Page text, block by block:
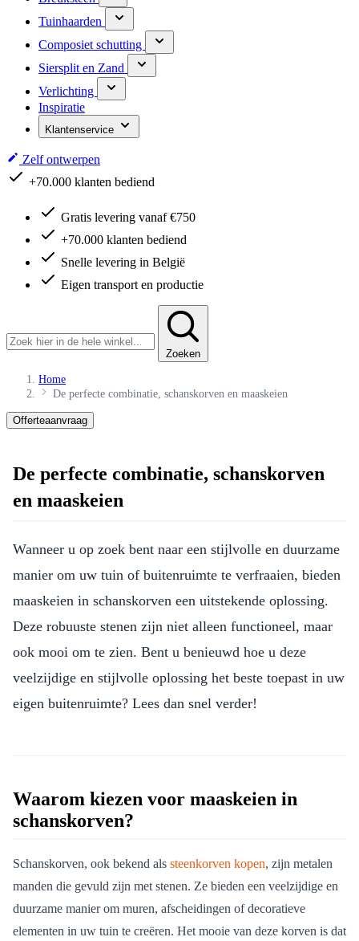
Tuinhaarden
Composiet schutting
Siersplit en Zand
Verlichting
Inspiratie
Klantenservice
Zelf ontwerpen
Snelle levering in België
Gratis levering vanaf €750
+70.000 klanten bediend
Snelle levering in België
Eigen transport en productie
Zoeken
Home
De perfecte combinatie, schanskorven en maaskeien
Offerteaanvraag
De perfecte combinatie, schanskorven
en maaskeien
Wanneer u op zoek bent naar een stijlvolle en duurzame
manier om uw tuin of buitenruimte te verfraaien, bieden
maaskeien in schanskorven een uitstekende oplossing.
Deze robuuste stenen zijn niet alleen functioneel, maar
ook mooi om te zien. Bent u benieuwd hoe u deze
veelzijdige en stijlvolle oplossing het beste toepast in uw
eigen buitenruimte? Lees dan snel verder!
Waarom kiezen voor maaskeien in
schanskorven?
Schanskorven, ook bekend als steenkorven kopen, zijn metalen
manden die gevuld zijn met stenen. Ze bieden een veelzijdige en
duurzame manier om muren, afscheidingen of decoratieve
elementen in uw tuin te creëren. Het mooie van deze korven is dat